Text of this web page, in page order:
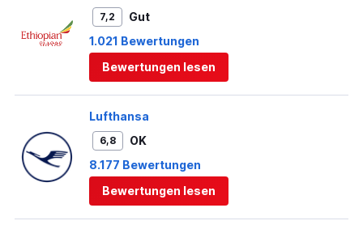
7,2
Gut
1.021 Bewertungen
Bewertungen lesen
Lufthansa
6,8
OK
8.177 Bewertungen
Bewertungen lesen